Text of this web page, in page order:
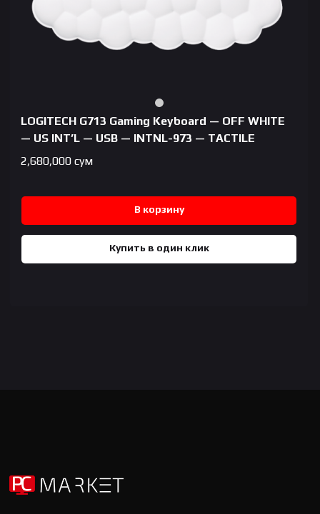
LOGITECH G713 Gaming Keyboard — OFF WHITE
— US INT’L — USB — INTNL-973 — TACTILE
2,680,000 сум
В корзину
Купить в один клик